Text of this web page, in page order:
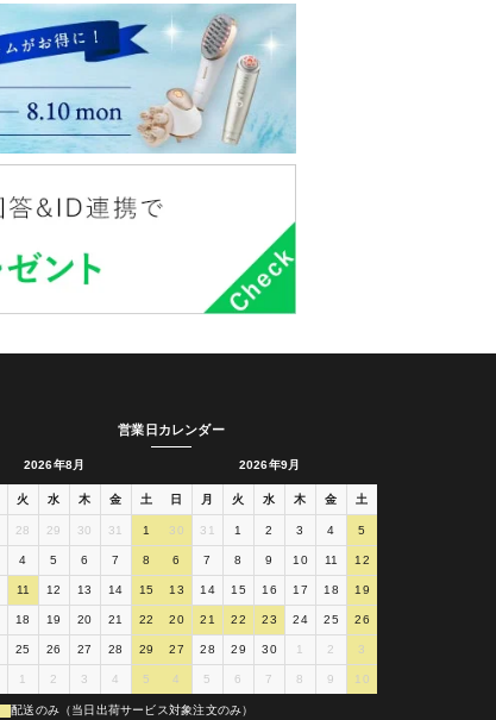
営業日カレンダー
2026年8月
火 水 木 金 土
28 29 30 31 1
4 5 6 7 8
11 12 13 14 15
18 19 20 21 22
25 26 27 28 29
1 2 3 4 5
2026年9月
日 月 火 水 木 金 土
30 31 1 2 3 4 5
6 7 8 9 10 11 12
13 14 15 16 17 18 19
20 21 22 23 24 25 26
27 28 29 30 1 2 3
4 5 6 7 8 9 10
配送のみ（当日出荷サービス対象注文のみ）